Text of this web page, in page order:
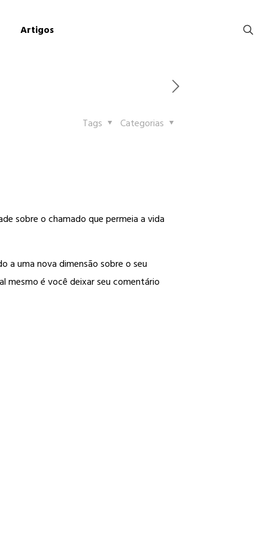
Artigos
Categorias
Tags
sobre o chamado que permeia a vida
a uma nova dimensão sobre o seu
mesmo é você deixar seu comentário